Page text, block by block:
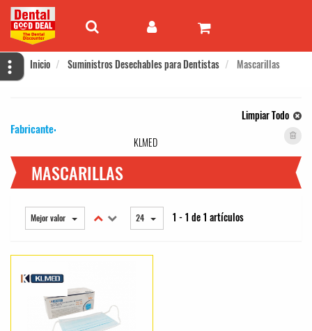
Inicio Suministros Desechables para Dentistas Mascarillas
Limpiar Todo
Fabricante:
KLMED
MASCARILLAS
Mejor valor 24 1 - 1 de 1 artículos